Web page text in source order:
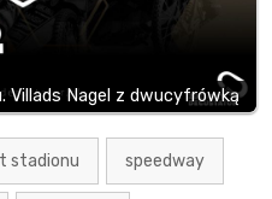
Villads Nagel z dwucyfrówką
stadionu speedway